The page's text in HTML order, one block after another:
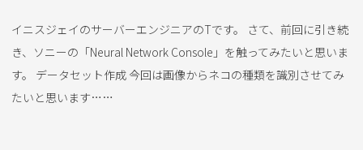
イニスジェイのサーバーエンジニアのTです。 さて、前回に引き続
き、ソニーの「Neural Network Console」を触ってみたいと思いま
す。 データセット作成 今回は画像からネコの種類を識別させてみ
たいと思います……